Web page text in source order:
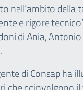
nell’ambito
e rigore
di Ania, Antonio
di Consap ha